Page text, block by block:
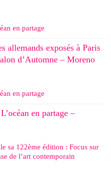
en partage
allemands exposés à Paris
d’Automne – Moreno
en partage
en partage –
sa 122ème édition : Focus sur
de l’art contemporain